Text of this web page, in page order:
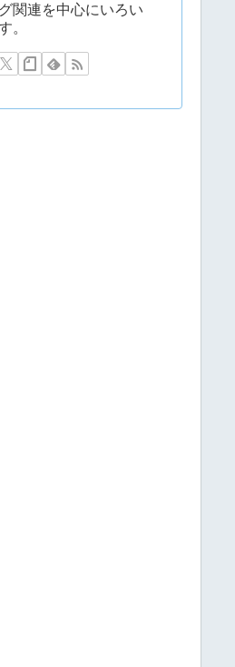
関連を中心にいろい
。